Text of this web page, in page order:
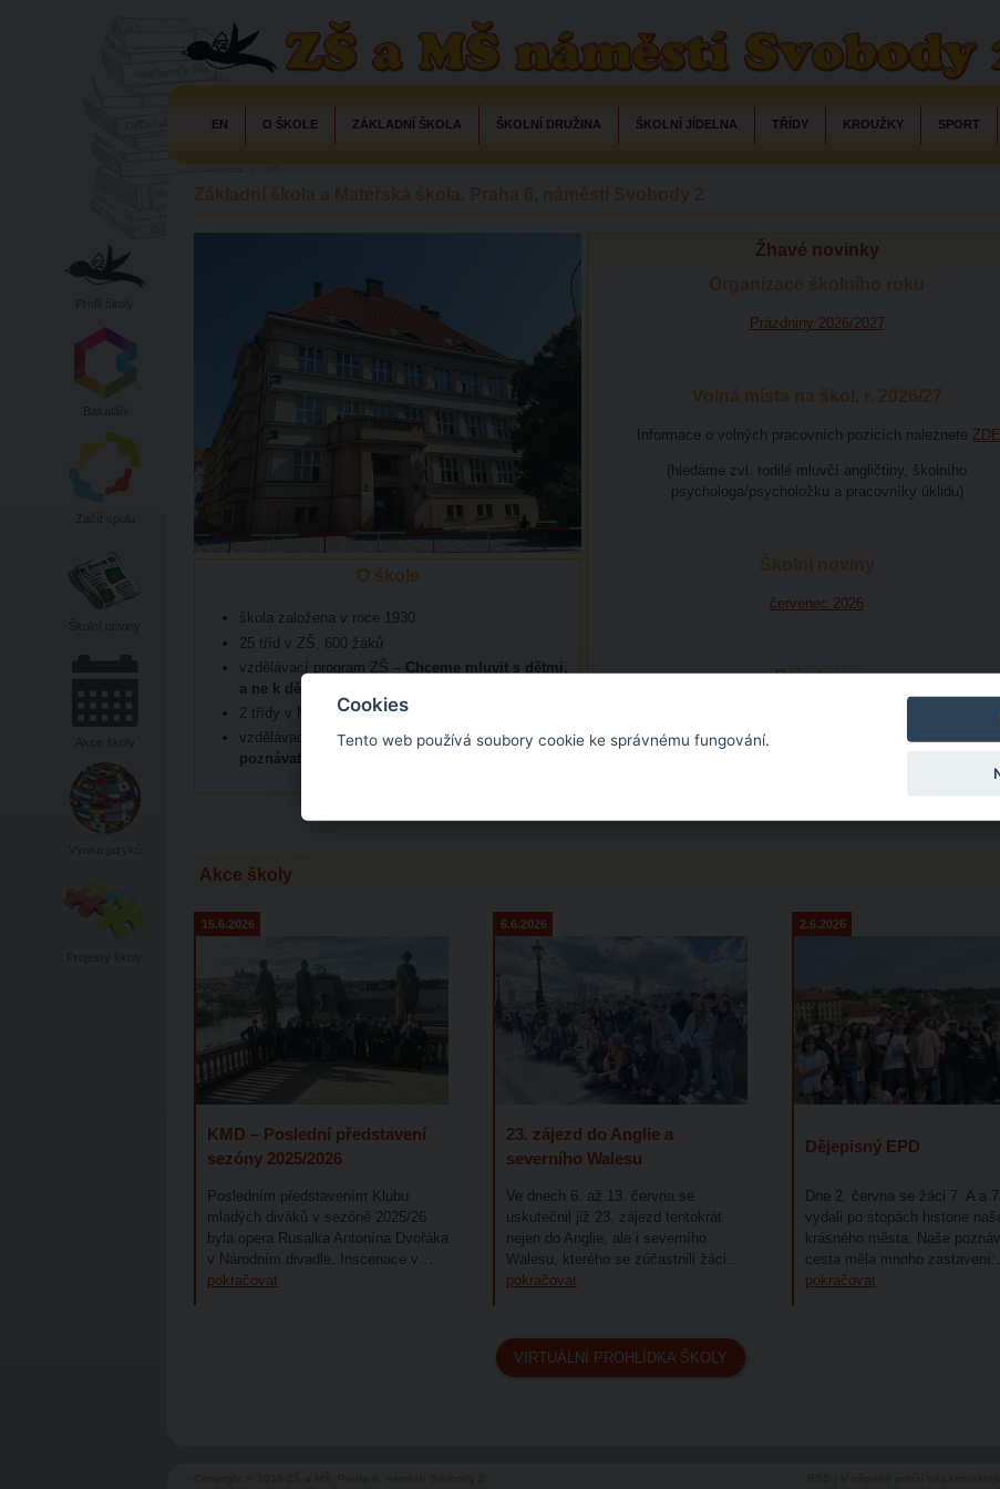
EN O ŠKOLE ZÁKLADNÍ ŠKOLA ŠKOLNÍ DRUŽINA ŠKOLNÍ JÍDELNA TŘÍDY KROUŽKY SPORT
Základní škola a Mateřská škola, Praha 6, náměstí Svobody 2
O škole
škola založena v roce 1930
25 tříd v ZŠ, 600 žáků
vzdělávací program ZŠ – Chceme mluvit s dětmi,
a ne k dětem
2 třídy v MŠ, 50 dětí
vzdělávací program MŠ –Pojďme spolu
poznávat svět
Žhavé novinky
Organizace školního roku
Prázdniny 2026/2027
Volná místa na škol. r. 2026/27
Informace o volných pracovních pozicích naleznete ZDE
(hledáme zvl. rodilé mluvčí angličtiny, školního
psychologa/psycholožku a pracovníky úklidu)
Školní noviny
červenec 2026
Prázdniny
Služby o prázdninách
Akce školy
15.6.2026
KMD – Poslední představení
sezóny 2025/2026
Posledním představením Klubu
mladých diváků v sezóně 2025/26
byla opera Rusalka Antonína Dvořáka
v Národním divadle. Inscenace v…
pokračovat
6.6.2026
23. zájezd do Anglie a
severního Walesu
Ve dnech 6. až 13. června se
uskutečnil již 23. zájezd tentokrát
nejen do Anglie, ale i severního
Walesu, kterého se zúčastnili žáci…
pokračovat
2.6.2026
Dějepisný EPD
Dne 2. června se žáci 7. A a
vydali po stopách historie
krásného města. Naše
cesta měla mnoho
pokračovat
VIRTUÁLNÍ PROHLÍDKA ŠKOLY
Cookies
Tento web používá soubory cookie ke správnému fungování.